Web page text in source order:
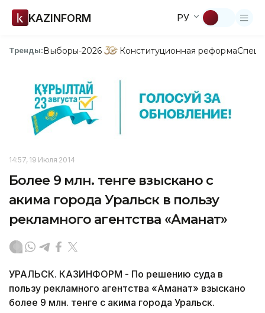
KAZINFORM РУ
Тренды:Выборы-2026 Конституционная реформа
14:57, 19 Июля 2014
Более 9 млн. тенге взыскано с
акима города Уральск в пользу
рекламного агентства «Аманат»
УРАЛЬСК. КАЗИНФОРМ - По решению суда в
пользу рекламного агентства «Аманат» взыскано
более 9 млн. тенге с акима города Уральск.